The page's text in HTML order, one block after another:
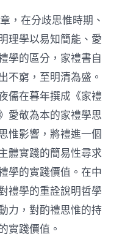
空
間】
從
簡
化
禮
制
到
道
理
天
然：
孫
奇
逢
酌
禮
思
，在分歧思惟時期、
理學以易知簡能、愛
學的區分，家禮書自
不窮，至明清為盛。
儒在暮年撰成《家禮
愛敬為本的家禮學思
惟影響，將禮進一個
體實踐的簡易性尋求
學的實踐價值。在中
禮學的重詮說明哲學
力，對酌禮思惟的持
實踐價值。